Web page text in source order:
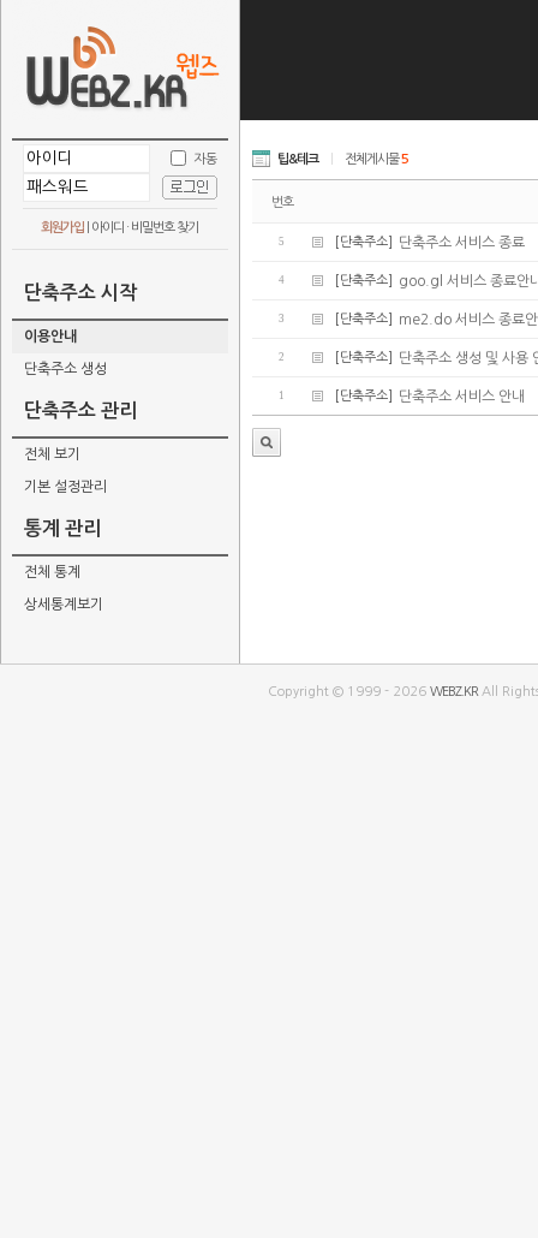
자동
회원가입 아이디 · 비밀번호 찾기
단축주소 시작
이용안내
단축주소 생성
단축주소 관리
전체 보기
기본 설정관리
통계 관리
전체 통계
상세통계보기
팁&테크 전체게시물5
번호
5 [단축주소] 단축주소 서비스 종료
4 [단축주소] goo.gl 서비스 종료안
3 [단축주소] me2.do 서비스 종료
2 [단축주소] 단축주소 생성 및 사용
1 [단축주소] 단축주소 서비스 안내
Copyright © 1999 - 2026WEBZ.KR All